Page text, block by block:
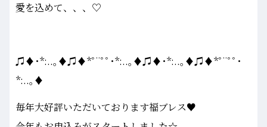
愛を込めて、、、♡
♫♦･*:..｡♦♫♦*ﾟ¨ﾟﾟ･*:..｡♦♫♦･*:..｡♦♫♦*ﾟ¨ﾟﾟ･
*:..｡♦
毎年大好評いただいております福ブレス♥